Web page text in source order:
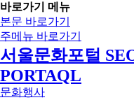
바로가기 메뉴
본문 바로가기
주메뉴 바로가기
서울문화포털
PORTAQL
문화행사